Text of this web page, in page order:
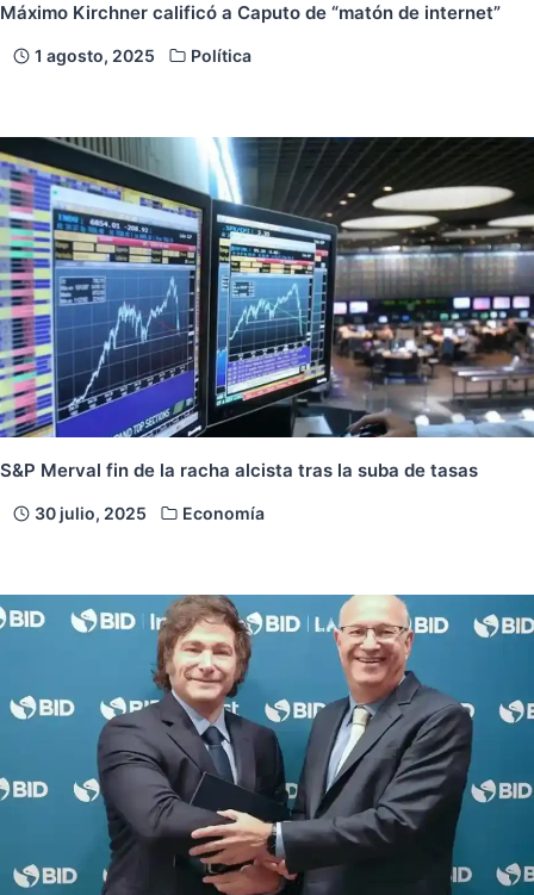
Máximo Kirchner calificó a Caputo de “matón de internet”
1 agosto, 2025 Política
S&P Merval fin de la racha alcista tras la suba de tasas
30 julio, 2025 Economía